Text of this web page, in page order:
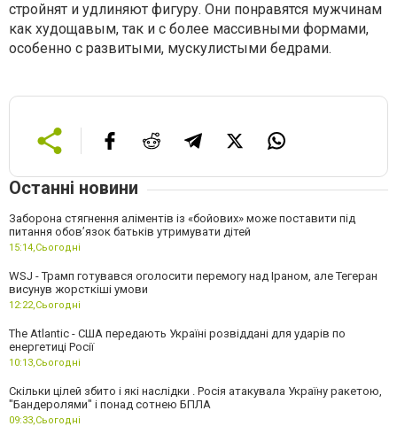
стройнят и удлиняют фигуру. Они понравятся мужчинам
как худощавым, так и с более массивными формами,
особенно с развитыми, мускулистыми бедрами.
Останні новини
Заборона стягнення аліментів із «бойових» може поставити під
питання обов’язок батьків утримувати дітей
15:14,Сьогодні
WSJ - Трамп готувався оголосити перемогу над Іраном, але Тегеран
висунув жорсткіші умови
12:22,Сьогодні
The Atlantic - США передають Україні розвіддані для ударів по
енергетиці Росії
10:13,Сьогодні
Скільки цілей збито і які наслідки . Росія атакувала Україну ракетою,
"Бандеролями" і понад сотнею БПЛА
09:33,Сьогодні